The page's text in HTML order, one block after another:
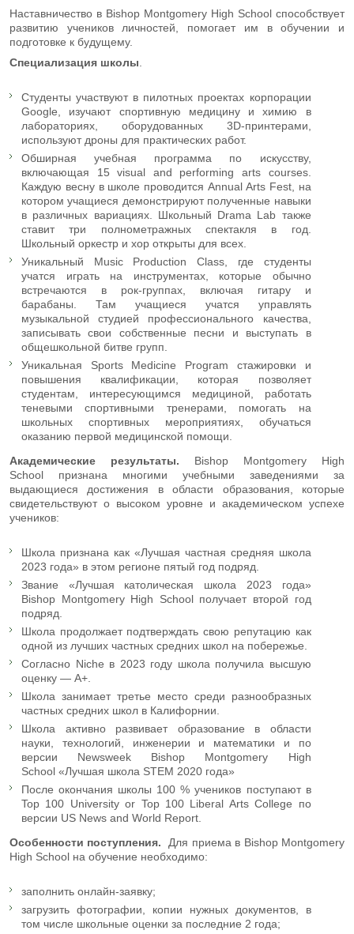
Наставничество в Bishop Montgomery High School способствует
развитию учеников личностей, помогает им в обучении и
подготовке к будущему.
Специализация школы
Студенты участвуют в пилотных проектах корпорации
Google, изучают спортивную медицину и химию в
лабораториях, оборудованных 3D-принтерами,
используют дроны для практических работ.
Обширная учебная программа по искусству,
включающая 15 visual and performing arts courses.
Каждую весну в школе проводится Annual Arts Fest, на
котором учащиеся демонстрируют полученные навыки
в различных вариациях. Школьный Drama Lab также
ставит три полнометражных спектакля в год.
Школьный оркестр и хор открыты для всех.
Уникальный Music Production Class, где студенты
учатся играть на инструментах, которые обычно
встречаются в рок-группах, включая гитару и
барабаны. Там учащиеся учатся управлять
музыкальной студией профессионального качества,
записывать свои собственные песни и выступать в
общешкольной битве групп.
Уникальная Sports Medicine Program стажировки и
повышения квалификации, которая позволяет
студентам, интересующимся медициной, работать
теневыми спортивными тренерами, помогать на
школьных спортивных мероприятиях, обучаться
оказанию первой медицинской помощи.
Академические результаты. Bishop Montgomery High
School признана многими учебными заведениями за
выдающиеся достижения в области образования, которые
свидетельствуют о высоком уровне и академическом успехе
учеников:
Школа признана как «Лучшая частная средняя школа
2023 года» в этом регионе пятый год подряд.
Звание «Лучшая католическая школа 2023 года»
Bishop Montgomery High School получает второй год
подряд.
Школа продолжает подтверждать свою репутацию как
одной из лучших частных средних школ на побережье.
Согласно Niсhe в 2023 году школа получила высшую
оценку — A+.
Школа занимает третье место среди разнообразных
частных средних школ в Калифорнии.
Школа активно развивает образование в области
науки, технологий, инженерии и математики и по
версии Newsweek Bishop Montgomery High
School «Лучшая школа STEM 2020 года»
После окончания школы 100 % учеников поступают в
Top 100 University or Top 100 Liberal Arts College по
версии US News and World Report.
Особенности поступления. Для приема в Bishop Montgomery
High School на обучение необходимо:
заполнить онлайн-заявку;
загрузить фотографии, копии нужных документов, в
том числе школьные оценки за последние 2 года;